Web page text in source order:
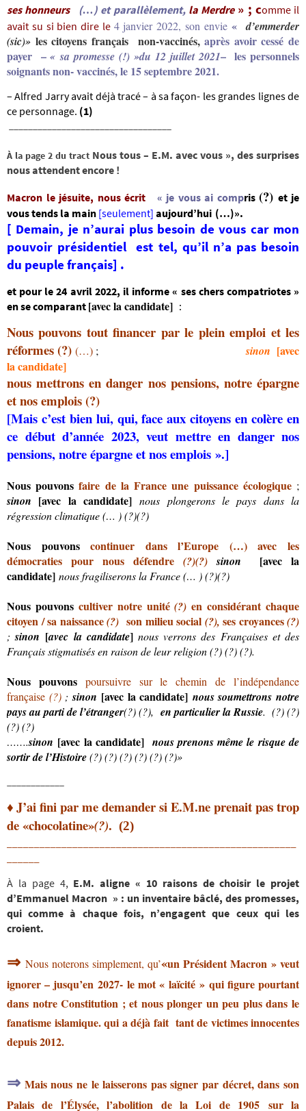
seshonneurs (…) et parallèlement,la Merdre» ; comme il
avait su si bien dire le 4 janvier 2022, son envie« d’emmerder
(sic)» les citoyens français non-vaccinés,après avoir cessé de
payer –« sa promesse (!) »du 12 juillet 2021– les personnels
soignants non- vaccinés, le 15 septembre 2021.
– Alfred Jarry avait déjà tracé – à sa façon- les grandes lignes de
ce personnage. (1)
À la page 2 du tract Nous tous – E.M. avec vous », des surprises
nous attendent encore !
Macron le jésuite, nous écrit « je vous ai compris (?) etje
vous tends la main [seulement] aujourd’hui (…)».
[ Demain, je n’aurai plus besoin de vous car mon
pouvoir présidentiel est tel, qu’il n’a pas besoin
du peuple français] .
et pour le 24 avril 2022, il informe « ses chers compatriotes »
en se comparant [avec la candidate] :
Nous pouvons tout financer par le plein emploi et les
réformes(?)(…) ; sinon [avec
la candidate]
nous mettrons en danger nos pensions, notre épargne
et nos emplois(?)
[Mais c’est bien lui, qui, face aux citoyens en colère en
ce début d’année 2023, veut mettre en danger nos
pensions, notre épargne et nos emplois ».]
Nous pouvons faire de la France une puissance écologique;
sinon [avec la candidate]nous plongerons le pays dans la
régression climatique (… ) (?)(?)
Nous pouvonscontinuer dans l’Europe (…) avec les
démocraties pour nous défendre (?)(?) sinon
[avec la
candidate] nous fragiliserons la France (… ) (?)(?)
Nous pouvons cultiver notre unité(?)en considérant chaque
citoyen / sa naissance(?) son milieu social (?), ses croyances(?)
;sinon [avec la candidate] nous verrons des Françaises et des
Français stigmatisés en raison de leur religion (?) (?) (?).
Nous pouvons poursuivre sur le chemin de l’indépendance
française (?);sinon [avec lacandidate] nous soumettrons notre
pays au parti de l’étranger(?) (?), en particulier la Russie. (?) (?)
(?) (?)
…….sinon [avec lacandidate] nous prenons même le risque de
sortir de l’Histoire(?) (?) (?) (?) (?) (?)»
♦ J’ai fini parme demander si E.M.ne prenait pastrop
de «chocolatine»(?). (2)
À la page 4, E.M. aligne « 10 raisons de choisir le projet
d’Emmanuel Macron » : un inventaire bâclé, des promesses,
qui comme à chaque fois, n’engagent que ceux qui les
croient.
⇒ Nous noterons simplement, qu’«un Président Macron » veut
ignorer – jusqu’en 2027- le mot « laïcité » qui figure pourtant
dans notre Constitution ; et nous plonger un peu plus dans le
fanatisme islamique. qui a déjà fait tant de victimes innocentes
depuis 2012.
⇒ Mais nous ne le laisserons pas signer par décret, dans son
Palais de l’Élysée, l’abolition de la Loi de 1905 sur la